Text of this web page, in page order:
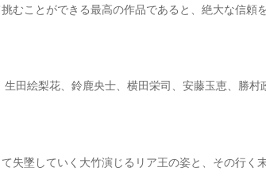
むことができる最高の作品であると、絶大な信頼
田絵梨花、鈴鹿央士、横田栄司、安藤玉恵、勝村
失墜していく大竹演じるリア王の姿と、その行く